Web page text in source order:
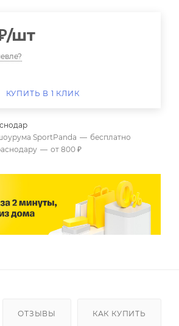
/шт
КУПИТЬ В 1 КЛИК
SportPanda — бесплатно
— от 800 ₽
ОТЗЫВЫ КАК КУПИТЬ